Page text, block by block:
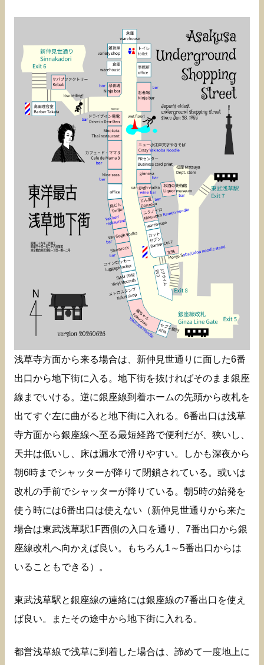
浅草寺方面から来る場合は、新仲見世通りに面した6番
出口から地下街に入る。地下街を抜ければそのまま銀座
線までいける。逆に銀座線到着ホームの先頭から改札を
出てすぐ左に曲がると地下街に入れる。6番出口は浅草
寺方面から銀座線へ至る最短経路で便利だが、狭いし、
天井は低いし、床は漏水で滑りやすい。しかも深夜から
朝6時までシャッターが降りて閉鎖されている。或いは
改札の手前でシャッターが降りている。朝5時の始発を
使う時には6番出口は使えない（新仲見世通りから来た
場合は東武浅草駅1F西側の入口を通り、7番出口から銀
座線改札へ向かえば良い。もちろん1～5番出口からは
いることもできる）。
東武浅草駅と銀座線の連絡には銀座線の7番出口を使え
ば良い。またその途中から地下街に入れる。
都営浅草線で浅草に到着した場合は、諦めて一度地上に